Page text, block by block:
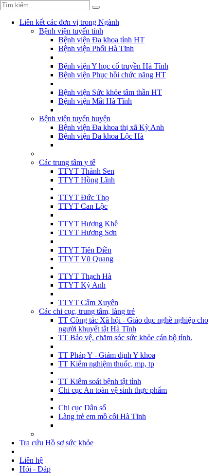
Liên kết các đơn vị trong Ngành
Bệnh viện tuyến tỉnh
Bệnh viện Đa khoa tỉnh HT
Bệnh viện Phổi Hà Tĩnh
Bệnh viện Y học cổ truyền Hà Tĩnh
Bệnh viện Phục hồi chức năng HT
Bệnh viện Sức khỏe tâm thần HT
Bệnh viện Mắt Hà Tĩnh
Bệnh viện tuyến huyện
Bệnh viện Đa khoa thị xã Kỳ Anh
Bệnh viện Đa khoa Lộc Hà
Các trung tâm y tế
TTYT Thành Sen
TTYT Hồng Lĩnh
TTYT Đức Thọ
TTYT Can Lộc
TTYT Hương Khê
TTYT Hương Sơn
TTYT Tiên Điền
TTYT Vũ Quang
TTYT Thạch Hà
TTYT Kỳ Anh
TTYT Cẩm Xuyên
Các chi cục, trung tâm, làng trẻ
TT Công tác Xã hội - Giáo dục nghề nghiệp cho
người khuyết tật Hà Tĩnh
TT Bảo vệ, chăm sóc sức khỏe cán bộ tỉnh.
TT Pháp Y - Giám định Y khoa
TT Kiểm nghiệm thuốc, mp, tp
TT Kiểm soát bệnh tật tỉnh
Chi cục An toàn vệ sinh thực phẩm
Chi cục Dân số
Làng trẻ em mồ côi Hà Tĩnh
Tra cứu Hồ sơ sức khỏe
Liên hệ
Hỏi - Đáp